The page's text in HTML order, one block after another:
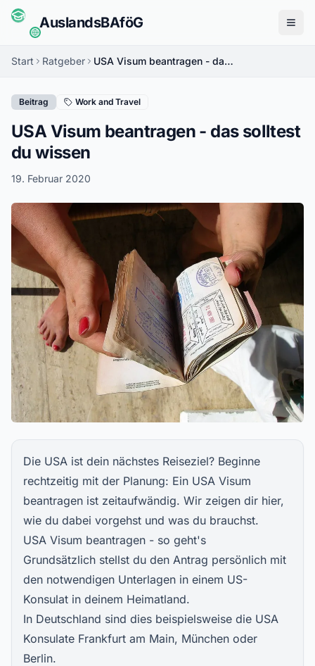
AuslandsBAföG
Start Ratgeber USA Visum beantragen - das solltest du wissen
Beitrag Work and Travel
USA Visum beantragen - das solltest
du wissen
19. Februar 2020
Die USA ist dein nächstes Reiseziel? Beginne
rechtzeitig mit der Planung: Ein USA Visum
beantragen ist zeitaufwändig. Wir zeigen dir hier,
wie du dabei vorgehst und was du brauchst.
USA Visum beantragen - so geht's
Grundsätzlich stellst du den Antrag persönlich mit
den notwendigen Unterlagen in einem US-
Konsulat in deinem Heimatland.
In Deutschland sind dies beispielsweise die USA
Konsulate Frankfurt am Main, München oder
Berlin.